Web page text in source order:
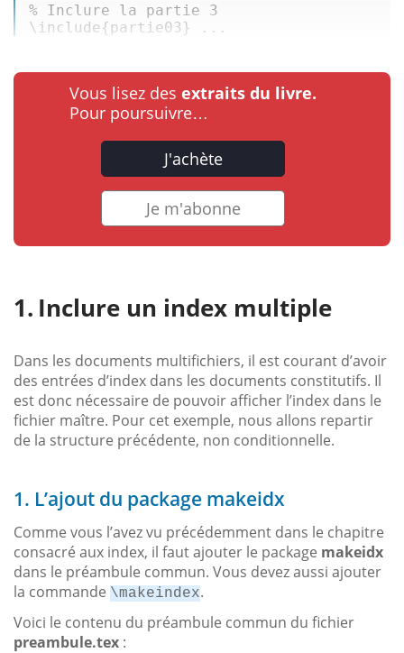
% Inclure la partie 3
\include{partie03} ...
Vous lisez des extraits du livre.
Pour poursuivre…
J'achète
Je m'abonne
Inclure un index multiple
Dans les documents multifichiers, il est courant d’avoir
des entrées d’index dans les documents constitutifs. Il
est donc nécessaire de pouvoir afficher l’index dans le
fichier maître. Pour cet exemple, nous allons repartir
de la structure précédente, non conditionnelle.
1. L’ajout du package makeidx
Comme vous l’avez vu précédemment dans le chapitre
consacré aux index, il faut ajouter le package makeidx
dans le préambule commun. Vous devez aussi ajouter
la commande \makeindex.
Voici le contenu du préambule commun du fichier
preambule.tex :